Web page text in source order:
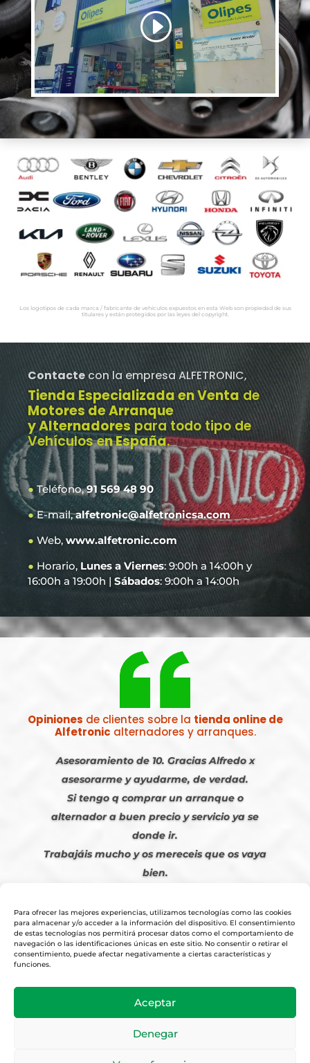
Para ofrecer las mejores experiencias, utilizamos tecnologías como las cookies
para almacenar y/o acceder a la información del dispositivo. El consentimiento
de estas tecnologías nos permitirá procesar datos como el comportamiento de
navegación o las identificaciones únicas en este sitio. No consentir o retirar el
consentimiento, puede afectar negativamente a ciertas características y
funciones.
Aceptar
Denegar
Los logotipos de cada marca / fabricante de vehículos expuestos en esta Web son propiedad de sus
titulares y están protegidos por las leyes del copyright.
Contacte con la empresa ALFETRONIC,
Tienda Especializada en Venta de
Motores de Arranque
y Alternadores para todo tipo de
Vehículos en España.
●Teléfono,91 569 48 90
●E-mail,alfetronic@alfetronicsa.com
● Web, www.alfetronic.com
● Horario, Lunes a Viernes: 9:00h a 14:00h y
16:00h a 19:00h | Sábados: 9:00h a 14:00h
Opiniones de clientes sobre la tienda online de
Alfetronic alternadores y arranques.
Asesoramiento de 10. Gracias Alfredo x
asesorarme y ayudarme, de verdad.
Si tengo q comprar un arranque o
alternador a buen precio y servicio ya se
donde ir.
Trabajáis mucho y os mereceis que os vaya
bien.
Condiciones Venta Online
Diseño y Posicionamiento Web,Agencia web-espana.es